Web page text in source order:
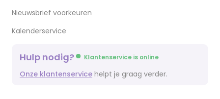
Nieuwsbrief voorkeuren
Kalenderservice
Hulp nodig? Klantenservice is online
Onze klantenservice helpt je graag verder.